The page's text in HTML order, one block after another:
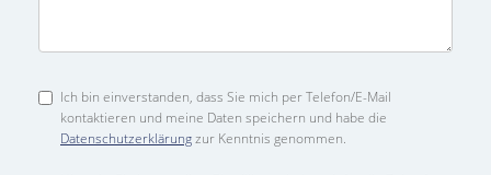
Ich bin einverstanden, dass Sie mich per Telefon/E-Mail
kontaktieren und meine Daten speichern und habe die
Datenschutzerklärungzur Kenntnis genommen.